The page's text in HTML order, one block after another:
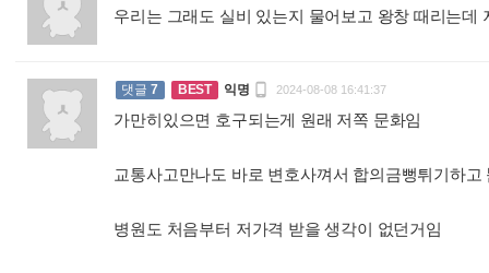
우리는 그래도 실비 있는지 물어보고 왕창 때리는
댓글 7 BEST 익명  2024-08-08 16:41:37
가만히있으면 호구되는게 원래 저쪽 문화임
교통사고만나도 바로 변호사껴서 합의금뻥튀기하고
병원도 처음부터 저가격 받을 생각이 없던거임